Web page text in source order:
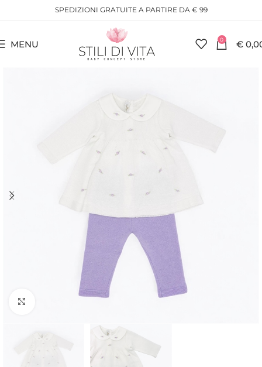
SPEDIZIONI GRATUITE A PARTIRE DA € 99
MENU 0 €